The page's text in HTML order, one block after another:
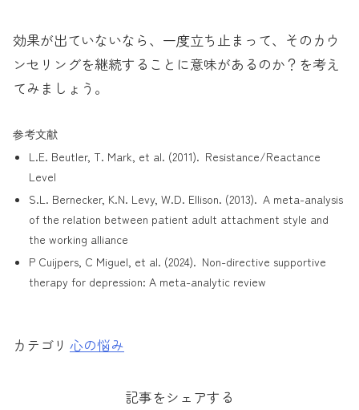
効果が出ていないなら、一度立ち止まって、そのカウ
ンセリングを継続することに意味があるのか？を考え
てみましょう。
参考文献
L.E. Beutler, T. Mark, et al. (2011). Resistance/Reactance
Level
S.L. Bernecker, K.N. Levy, W.D. Ellison. (2013). A meta-analysis
of the relation between patient adult attachment style and
the working alliance
P Cuijpers, C Miguel, et al. (2024). Non-directive supportive
therapy for depression: A meta-analytic review
心の悩み
記事をシェアする